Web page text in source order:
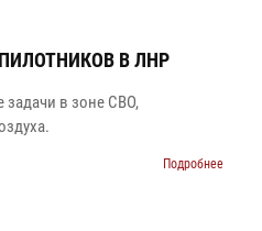
В ЛНР
в зоне СВО,
Подробнее